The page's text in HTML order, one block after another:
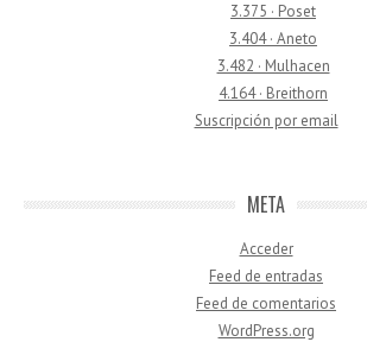
3.375 · Poset
3.404 · Aneto
3.482 · Mulhacen
4.164 · Breithorn
Suscripción por email
META
Acceder
Feed de entradas
Feed de comentarios
WordPress.org